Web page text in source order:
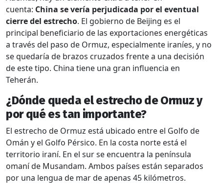
cuenta: China se vería perjudicada por el eventual
cierre del estrecho. El gobierno de Beijing es el
principal beneficiario de las exportaciones energéticas
a través del paso de Ormuz, especialmente iraníes, y no
se quedaría de brazos cruzados frente a una decisión
de este tipo. China tiene una gran influencia en
Teherán.
¿Dónde queda el estrecho de Ormuz y
por qué es tan importante?
El estrecho de Ormuz está ubicado entre el Golfo de
Omán y el Golfo Pérsico. En la costa norte está el
territorio iraní. En el sur se encuentra la península
omaní de Musandam. Ambos países están separados
por una lengua de mar de apenas 45 kilómetros.